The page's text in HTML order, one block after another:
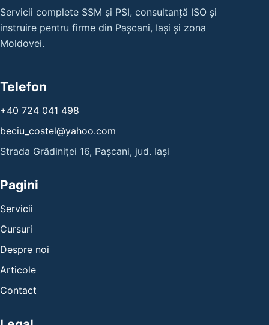
Servicii complete SSM și PSI, consultanță ISO și
instruire pentru firme din Pașcani, Iași și zona
Moldovei.
Telefon
+40 724 041 498
beciu_costel@yahoo.com
Strada Grădiniței 16, Pașcani, jud. Iași
Pagini
Servicii
Cursuri
Despre noi
Articole
Contact